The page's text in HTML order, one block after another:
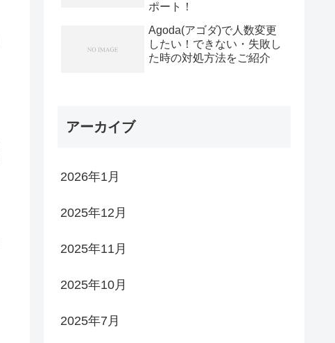
ポート！
Agoda(アゴダ)で人数変更
したい！できない・失敗し
た時の対処方法をご紹介
アーカイブ
2026年1月
2025年12月
2025年11月
2025年10月
2025年7月